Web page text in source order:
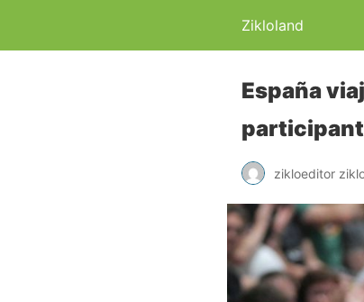
Zikloland
España
zikloeditor